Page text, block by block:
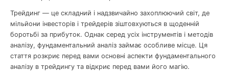
Трейдинг — це складний і надзвичайно захоплюючий світ, де
мільйони інвесторів і трейдерів зіштовхуються в щоденній
боротьбі за прибуток. Однак серед усіх інструментів і методів
аналізу, фундаментальний аналіз займає особливе місце. Ця
стаття розкриє перед вами основні аспекти фундаментального
аналізу в трейдингу та відкриє перед вами його магію.